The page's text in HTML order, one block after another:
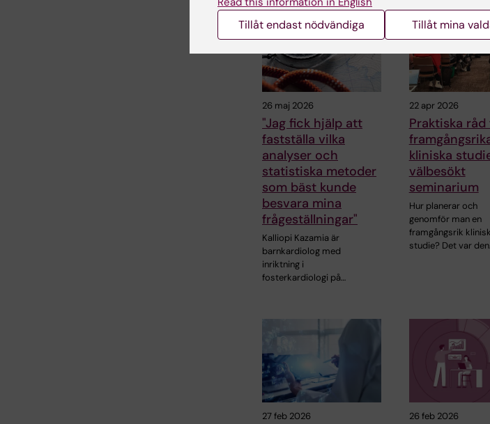
26 maj 2026
"Jag fick hjälp att
fastställa vilka
analyser och
statistiska metoder
som bäst kunde
besvara mina
frågeställningar"
Kalliopi Kazamia är
barnkardiolog med
inriktning i
fosterkardiologi på…
22 apr 2026
Praktiska råd
kliniska
välbesökt
seminarium
Hur planerar och
genomför man en
framgångsrik klinisk
studie? Det var
27 feb 2026 26 feb 2026
Tillåt endast nödvändiga Tillåt mina